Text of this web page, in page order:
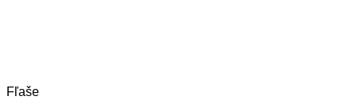
Fľaše